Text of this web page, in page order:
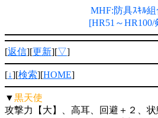
MHF:防具ｽｷﾙ
[HR51～HR100/
[返信][更新][▽]
[↓][検索][HOME]
▼黒天使
攻撃力【大】、高耳、回避＋２、